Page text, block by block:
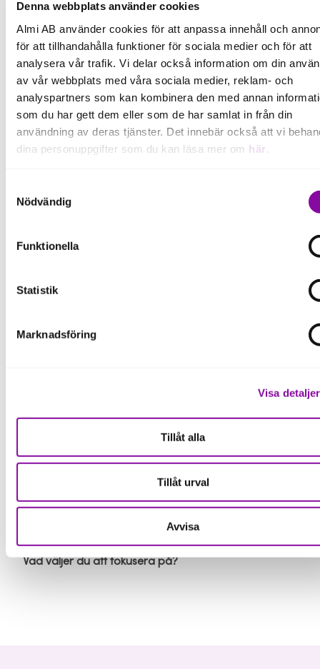
Denna webbplats använder cookies
Almi AB använder cookies för att anpassa innehåll och
för att tillhandahålla funktioner för sociala medier och för att
analysera vår trafik. Vi delar också information om din
av vår webbplats med våra sociala medier, reklam- och
analyspartners som kan kombinera den med annan
som du har gett dem eller som de har samlat in från din
användning av deras tjänster. Det innebär också att vi
dina personuppgifter som du kan läsa mer om här
delning av information enligt ovan, inte att ske, förutom för
som är nödvändiga för att hemsidan ska fungera se mer
Nödvändig
Funktionella
Statistik
Marknadsföring
Visa detaljer
Tillåt alla
Tillåt urval
Avvisa
Varför känns det inte så? En anledning kan vara att
förort – men så är det ju inte. Då kan vi kan välja att
fokusera på det mörka i väst, eller det ljusa hos oss.
Gotland leder vägen:
Ligger i topp bland nyföretagandet.
Har det starkaste varumärket i landet.
Och 2025? Ett år där AI förändrat spelplanen:
Språkbarriärer suddas ut.
organiserar sig
Framtiden är ljus – om vi väljer att se den.
Vad väljer du att fokusera på?